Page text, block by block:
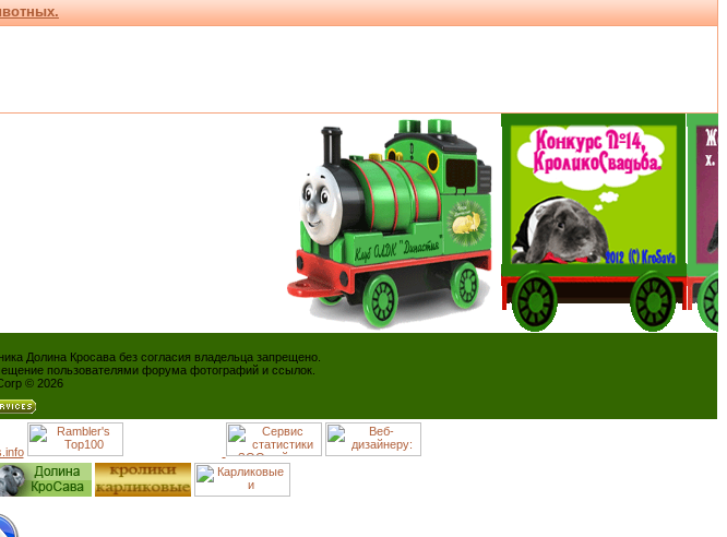
Долина Кросава без согласия владельца запрещено.
пользователями форума фотографий и ссылок.
© 2026